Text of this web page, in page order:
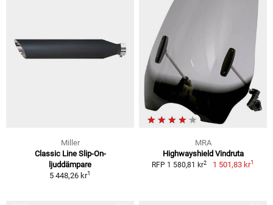
Miller
Classic Line Slip-On-
ljuddämpare
5 448,26 kr1
MRA
Highwayshield Vindruta
RFP 1 580,81 kr2 1 501,83 kr1